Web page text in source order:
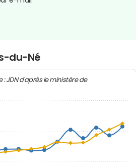
du-Né
: JDN d'après le ministère de